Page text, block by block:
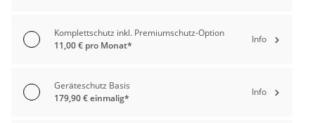
Komplettschutz inkl. Premiumschutz-Option
11,00 € pro Monat*
Info
Geräteschutz Basis
179,90 € einmalig*
Info